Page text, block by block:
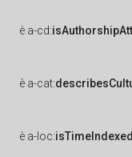
è a-cd:
è a-cat:
è a-loc: